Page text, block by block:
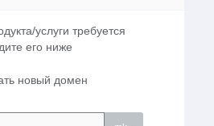
услуги требуется
его ниже
новый домен